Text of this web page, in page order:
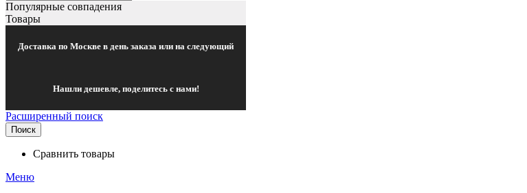
Популярные совпадения
Товары
Доставка по Москве в день заказа или на следующий
Нашли дешевле, поделитесь с нами!
Расширенный поиск
Поиск
Сравнить товары
Меню